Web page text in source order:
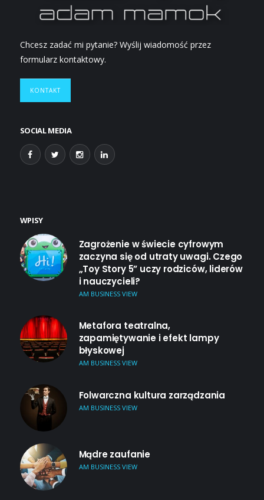
Chcesz zadać mi pytanie? Wyślij wiadomość przez
formularz kontaktowy.
KONTAKT
SOCIAL MEDIA
WPISY
Zagrożenie w świecie cyfrowym
zaczyna się od utraty uwagi. Czego
„Toy Story 5” uczy rodziców, liderów
i nauczycieli?
AM BUSINESS VIEW
Metafora teatralna,
zapamiętywanie i efekt lampy
błyskowej
AM BUSINESS VIEW
Folwarczna kultura zarządzania
AM BUSINESS VIEW
Mądre zaufanie
AM BUSINESS VIEW